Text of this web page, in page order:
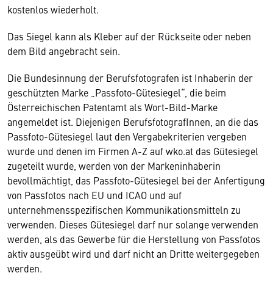
kostenlos wiederholt.
Das Siegel kann als Kleber auf der Rückseite oder neben
dem Bild angebracht sein.
Die Bundesinnung der Berufsfotografen ist Inhaberin der
geschützten Marke „Passfoto-Gütesiegel“, die beim
Österreichischen Patentamt als Wort-Bild-Marke
angemeldet ist. Diejenigen BerufsfotografInnen, an die das
Passfoto-Gütesiegel laut den Vergabekriterien vergeben
wurde und denen im Firmen A-Z auf wko.at das Gütesiegel
zugeteilt wurde, werden von der Markeninhaberin
bevollmächtigt, das Passfoto-Gütesiegel bei der Anfertigung
von Passfotos nach EU und ICAO und auf
unternehmensspezifischen Kommunikationsmitteln zu
verwenden. Dieses Gütesiegel darf nur solange verwenden
werden, als das Gewerbe für die Herstellung von Passfotos
aktiv ausgeübt wird und darf nicht an Dritte weitergegeben
werden.